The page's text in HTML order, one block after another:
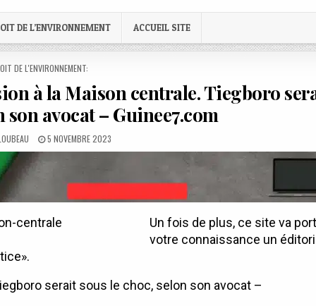
DE L’ENVIRONNEMENT ACCUEIL SITE
DE L'ENVIRONNEMENT:
à la Maison centrale. Tiegboro
son avocat – Guinee7.com
PUBLISHED
DATE:
5 NOVEMBRE 2023
Un fois de plus, ce site va
votre connaissance un
serait sous le choc, selon son avocat –